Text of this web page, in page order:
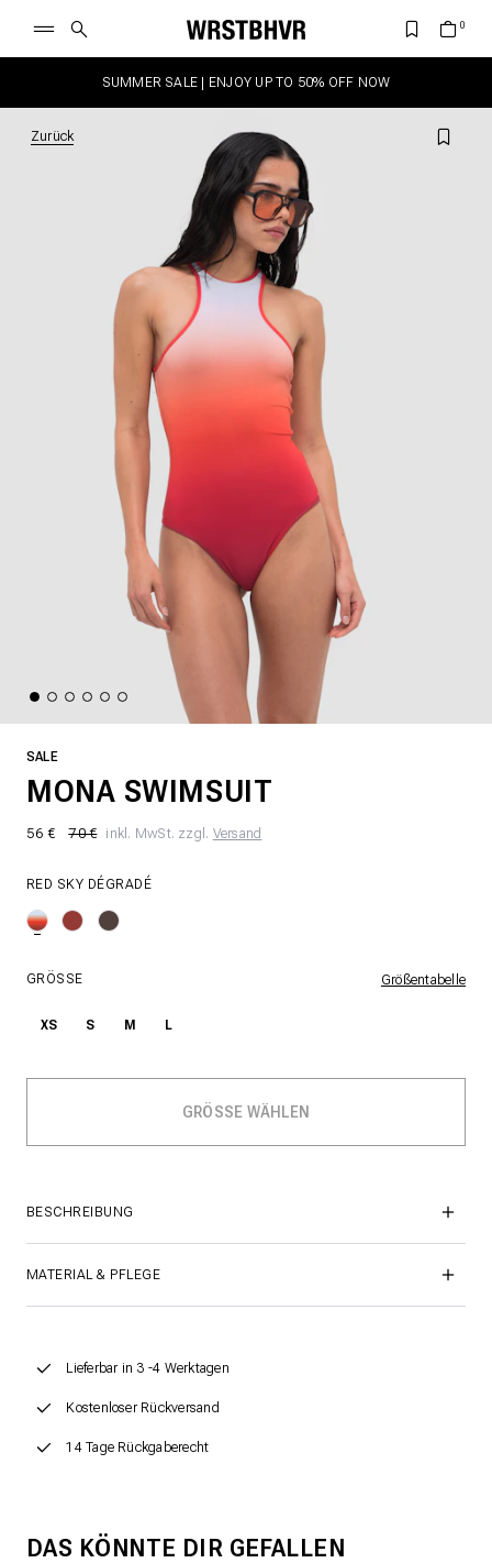
SUMMER SALE | ENJOY UP TO 50% OFF NOW
Zurück
SALE
MONA SWIMSUIT
56 € 70 € inkl. MwSt. zzgl. Versand
RED SKY DÉGRADÉ
GRÖSSE Größentabelle
XS S M L
BESCHREIBUNG
MATERIAL & PFLEGE
Lieferbar in 3 -4 Werktagen
Kostenloser Rückversand
14 Tage Rückgaberecht
DAS KÖNNTE DIR GEFALLEN